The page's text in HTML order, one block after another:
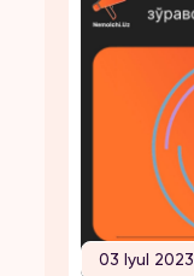
03 Iyul 2023